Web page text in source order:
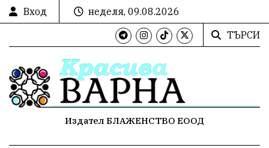
Вход
неделя, 09.08.2026
ТЪРСИ
Издател БЛАЖЕНСТВО ЕООД